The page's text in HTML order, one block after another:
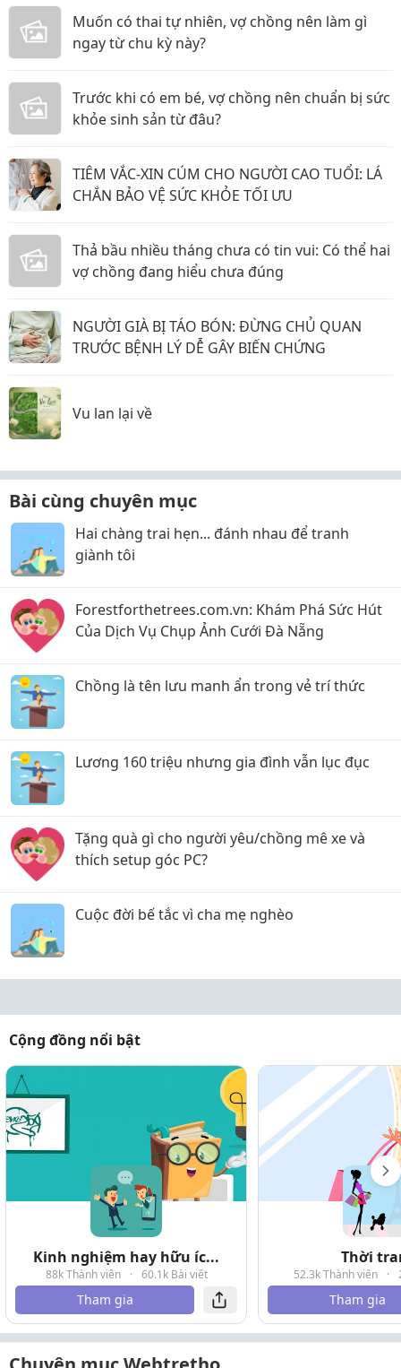
Muốn có thai tự nhiên, vợ chồng nên làm gì
ngay từ chu kỳ này?
Trước khi có em bé, vợ chồng nên chuẩn bị sức
khỏe sinh sản từ đâu?
TIÊM VẮC-XIN CÚM CHO NGƯỜI CAO TUỔI: LÁ
CHẮN BẢO VỆ SỨC KHỎE TỐI ƯU
Thả bầu nhiều tháng chưa có tin vui: Có thể hai
vợ chồng đang hiểu chưa đúng
NGƯỜI GIÀ BỊ TÁO BÓN: ĐỪNG CHỦ QUAN
TRƯỚC BỆNH LÝ DỄ GÂY BIẾN CHỨNG
Vu lan lại về
Bài cùng chuyên mục
Hai chàng trai hẹn... đánh nhau để tranh
giành tôi
Forestforthetrees.com.vn: Khám Phá Sức Hút
Của Dịch Vụ Chụp Ảnh Cưới Đà Nẵng
Chồng là tên lưu manh ẩn trong vẻ trí thức
Lương 160 triệu nhưng gia đình vẫn lục đục
Tặng quà gì cho người yêu/chồng mê xe và
thích setup góc PC?
Cuộc đời bế tắc vì cha mẹ nghèo
Cộng đồng nổi bật
Kinh nghiệm hay hữu íc...
88k Thành viên · 60.1k Bài viết
Tham gia
Thời
52.3k Thành viên ·
Tham gia